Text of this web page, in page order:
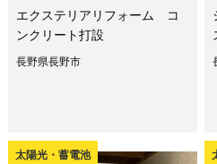
エクステリアリフォーム コ
ンクリート打設
長野県長野市
太陽光・蓄電池